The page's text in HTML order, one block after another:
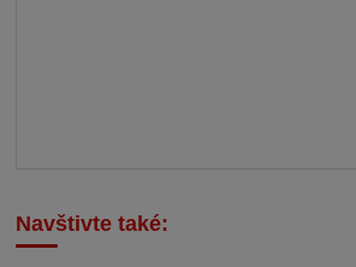
Navštivte také: